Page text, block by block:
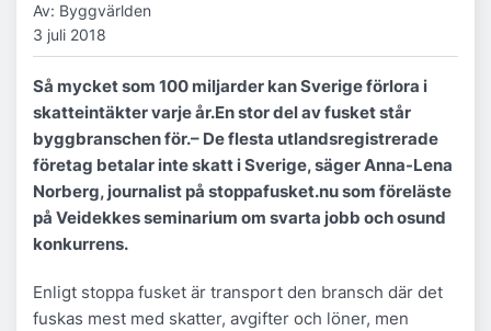
Av: Byggvärlden
3 juli 2018
Så mycket som 100 miljarder kan Sverige förlora i
skatteintäkter varje år.En stor del av fusket står
byggbranschen för.– De flesta utlandsregistrerade
företag betalar inte skatt i Sverige, säger Anna-Lena
Norberg, journalist på stoppafusket.nu som föreläste
på Veidekkes seminarium om svarta jobb och osund
konkurrens.
Enligt stoppa fusket är transport den bransch där det
fuskas mest med skatter, avgifter och löner, men